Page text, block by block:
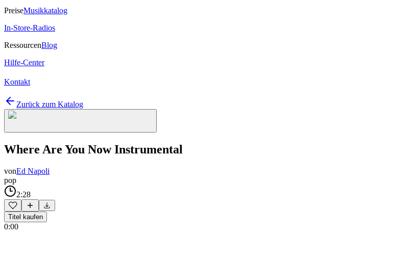
PreiseMusikkatalog
In-Store-Radios
RessourcenBlog
Hilfe-Center
Kontakt
Zurück zum Katalog
Where Are You Now Instrumental
vonEd Napoli
pop
2:28
Titel kaufen
0:00